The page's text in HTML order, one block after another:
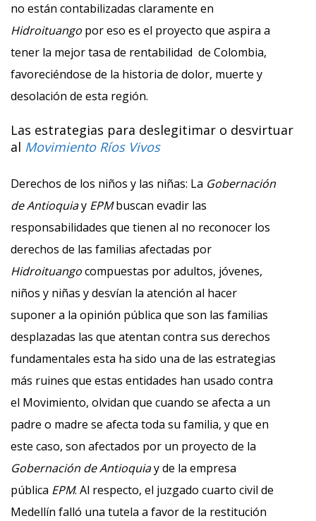
no están contabilizadas claramente en
Hidroituango por eso es el proyecto que aspira a
tener la mejor tasa de rentabilidad de Colombia,
favoreciéndose de la historia de dolor, muerte y
desolación de esta región.
Las estrategias para deslegitimar o desvirtuar
al Movimiento Ríos Vivos
Derechos de los niños y las niñas: La Gobernación
de Antioquiay EPMbuscan evadir las
responsabilidades que tienen al no reconocer los
derechos de las familias afectadas por
Hidroituangocompuestas por adultos, jóvenes,
niños y niñas y desvían la atención al hacer
suponer a la opinión pública que son las familias
desplazadas las que atentan contra sus derechos
fundamentales esta ha sido una de las estrategias
más ruines que estas entidades han usado contra
el Movimiento, olvidan que cuando se afecta a un
padre o madre se afecta toda su familia, y que en
este caso, son afectados por un proyecto de la
Gobernación de Antioquiay de la empresa
pública EPM. Al respecto, el juzgado cuarto civil de
Medellín falló una tutela a favor de la restitución